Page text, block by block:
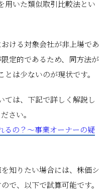
いた類似取引比較法とい
ける対象会社が非上場であ
定的であるため、同方法が
は少ないのが現状です。
は、下記で詳しく解説し
さい。
るの？～事業オーナーの疑
知りたい場合には、株価シ
で、以下で試算可能です。